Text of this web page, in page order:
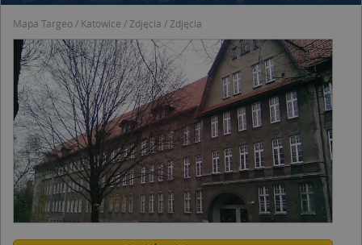
Mapa Targeo Katowice Zdjęcia Zdjęcia